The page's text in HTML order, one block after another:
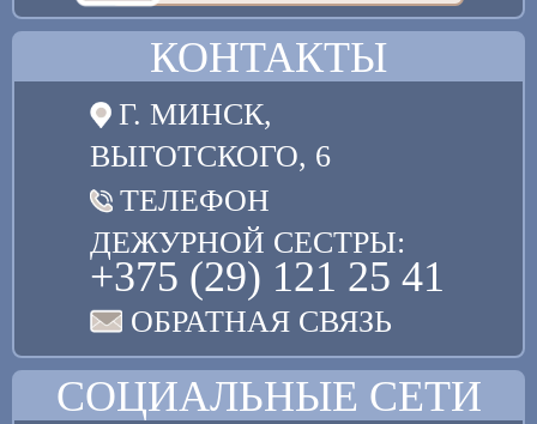
КОНТАКТЫ
Г. МИНСК,
ВЫГОТСКОГО, 6
ТЕЛЕФОН
ДЕЖУРНОЙ СЕСТРЫ:
+375 (29) 121 25 41
ОБРАТНАЯ СВЯЗЬ
СОЦИАЛЬНЫЕ СЕТИ